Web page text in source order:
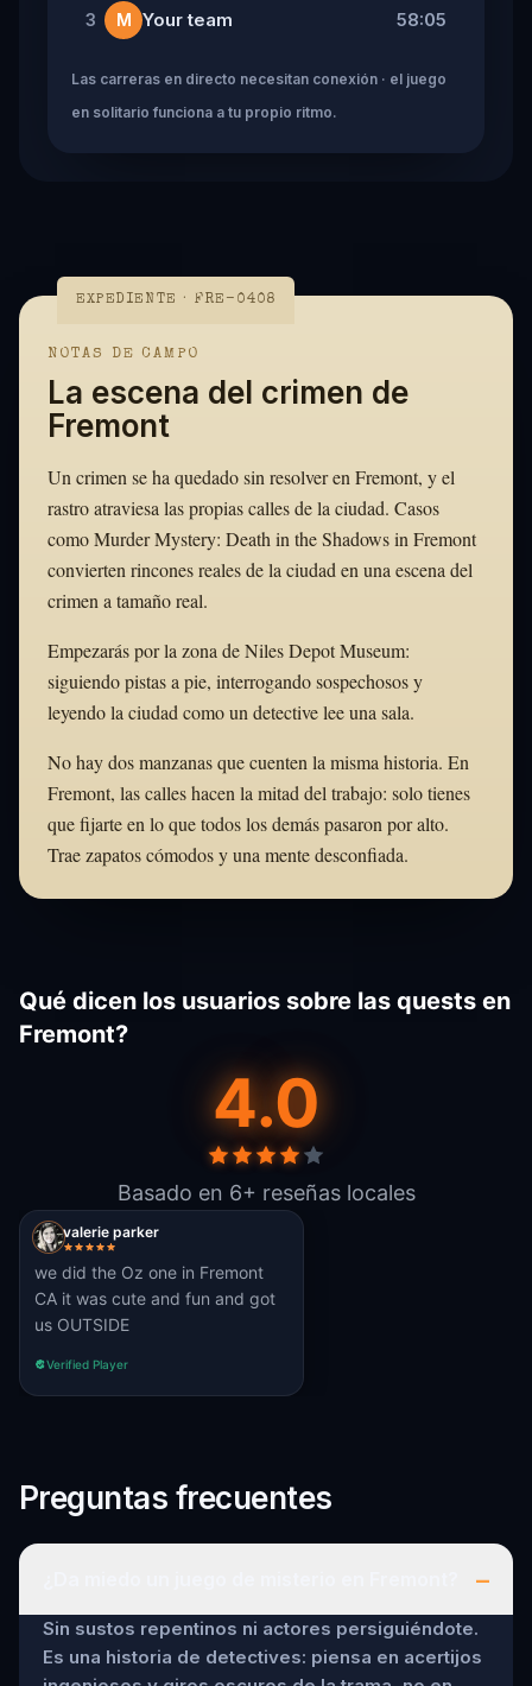
3 M Your team 58:05
Las carreras en directo necesitan conexión · el juego
en solitario funciona a tu propio ritmo.
EXPEDIENTE · FRE-0408
NOTAS DE CAMPO
La escena del crimen de
Fremont
Un crimen se ha quedado sin resolver en Fremont, y el
rastro atraviesa las propias calles de la ciudad. Casos
como Murder Mystery: Death in the Shadows in Fremont
convierten rincones reales de la ciudad en una escena del
crimen a tamaño real.
Empezarás por la zona de Niles Depot Museum:
siguiendo pistas a pie, interrogando sospechosos y
leyendo la ciudad como un detective lee una sala.
No hay dos manzanas que cuenten la misma historia. En
Fremont, las calles hacen la mitad del trabajo: solo tienes
que fijarte en lo que todos los demás pasaron por alto.
Trae zapatos cómodos y una mente desconfiada.
Qué dicen los usuarios sobre las quests en
Fremont?
4.0
Basado en 6+ reseñas locales
valerie parker
we did the Oz one in Fremont
CA it was cute and fun and got
us OUTSIDE
Verified Player
Preguntas frecuentes
–
Sin sustos repentinos ni actores persiguiéndote.
Es una historia de detectives: piensa en acertijos